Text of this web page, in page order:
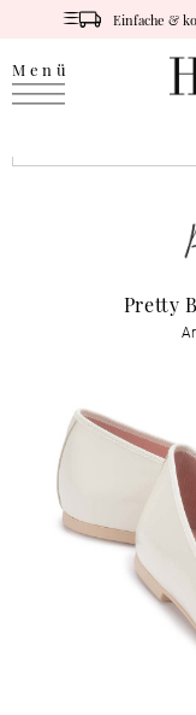
Einfache &
Menü
Pretty